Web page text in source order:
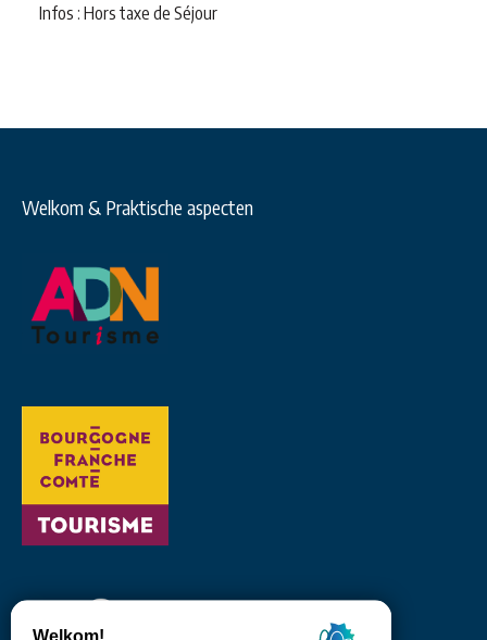
Infos : Hors taxe de Séjour
Welkom & Praktische aspecten